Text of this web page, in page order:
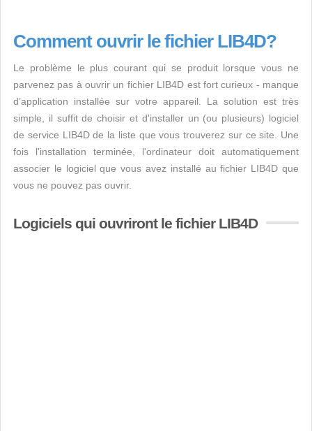
Comment ouvrir le fichier LIB4D?
Le problème le plus courant qui se produit lorsque vous ne
parvenez pas à ouvrir un fichier LIB4D est fort curieux - manque
d’application installée sur votre appareil. La solution est très
simple, il suffit de choisir et d'installer un (ou plusieurs) logiciel
de service LIB4D de la liste que vous trouverez sur ce site. Une
fois l'installation terminée, l'ordinateur doit automatiquement
associer le logiciel que vous avez installé au fichier LIB4D que
vous ne pouvez pas ouvrir.
Logiciels qui ouvriront le fichier LIB4D